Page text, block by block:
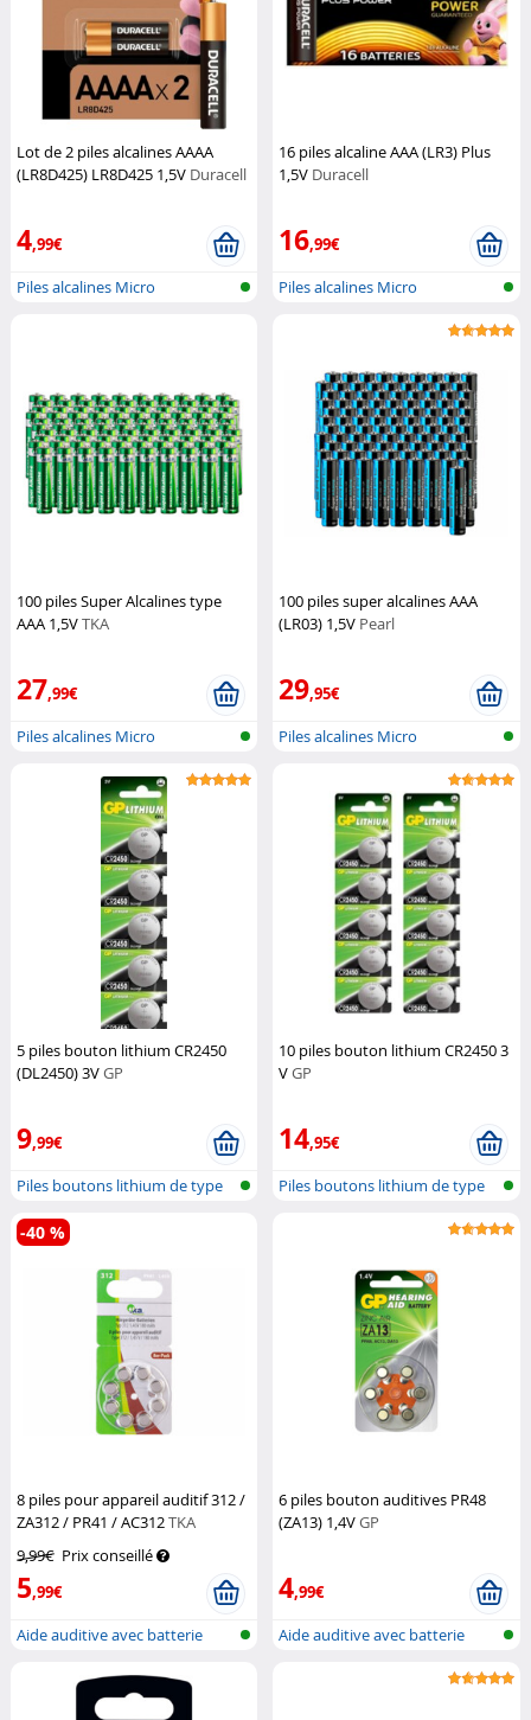
Lot de 2 piles alcalines AAAA
(LR8D425) LR8D425 1,5V Duracell
4,99€
Piles alcalines Micro
16 piles alcaline AAA (LR3) Plus
1,5V Duracell
16,99€
Piles alcalines Micro
100 piles Super Alcalines type
AAA 1,5VTKA
27,99€
Piles alcalines Micro
100 piles super alcalines AAA
(LR03) 1,5V Pearl
29,95€
Piles alcalines Micro
5 piles bouton lithium CR2450
(DL2450) 3VGP
9,99€
Piles boutons lithium de type
CR245...
10 piles bouton lithium CR2450 3
VGP
14,95€
Piles boutons lithium de type
8 piles pour appareil auditif 312 /
ZA312 / PR41 / AC312TKA
9,99€ Prix conseillé
5,99€
-40 %
Aide auditive avec batterie
6 piles bouton auditives PR48
(ZA13) 1,4VGP
4,99€
Aide auditive avec batterie